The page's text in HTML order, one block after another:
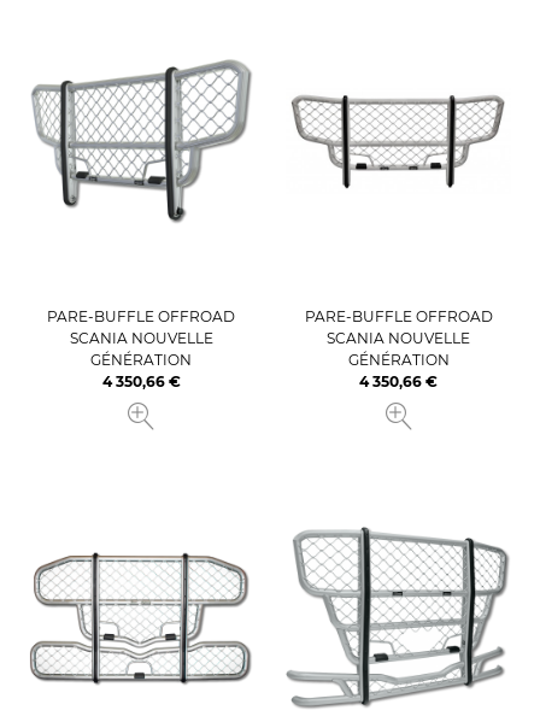
PARE-BUFFLE OFFROAD
SCANIA NOUVELLE
GÉNÉRATION
Prix
4 350,66 €
PARE-BUFFLE OFFROAD
SCANIA NOUVELLE
GÉNÉRATION
Prix
4 350,66 €